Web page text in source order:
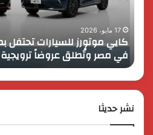
انطلاقها
في
مصر
وتُطلق
عروضاً
ترويجية
حصرية
17 مايو، 2026
كايي موتورز للسيارات تحتفل
في مصر وتُطلق عروضاً ترويجية
نشر حديثا